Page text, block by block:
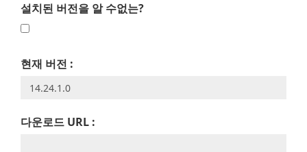
설치된 버전을 알 수없는?
현재 버전 :
다운로드 URL :